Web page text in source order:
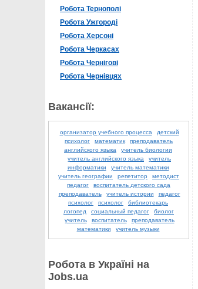
Робота Тернополі
Робота Ужгороді
Робота Херсоні
Робота Черкасах
Робота Чернігові
Робота Чернівцях
Вакансії:
организатор учебного процесса
детский
психолог
математик
преподаватель
английского языка
учитель биологии
учитель английского языка
учитель
информатики
учитель математики
учитель географии
репетитор
методист
педагог
воспитатель детского сада
преподаватель
учитель истории
педагог
психолог
психолог
библиотекарь
логопед
социальный педагог
биолог
учитель
воспитатель
преподаватель
математики
учитель музыки
Робота в Україні на
Jobs.ua